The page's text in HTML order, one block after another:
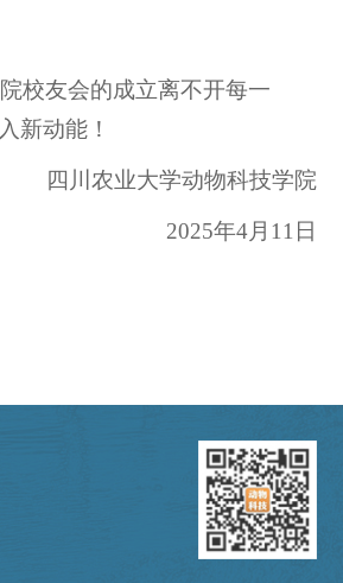
校友会的成立离不开每一
新动能！
四川农业大学动物科技学院
2025年4月11日